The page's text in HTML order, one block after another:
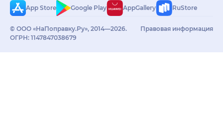
App Store
Google Play AppGallery RuStore
© ООО «НаПоправку.Ру», 2014—2026.
ОГРН: 1147847038679
Правовая информация